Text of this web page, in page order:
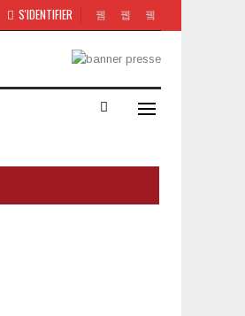
S'IDENTIFIER